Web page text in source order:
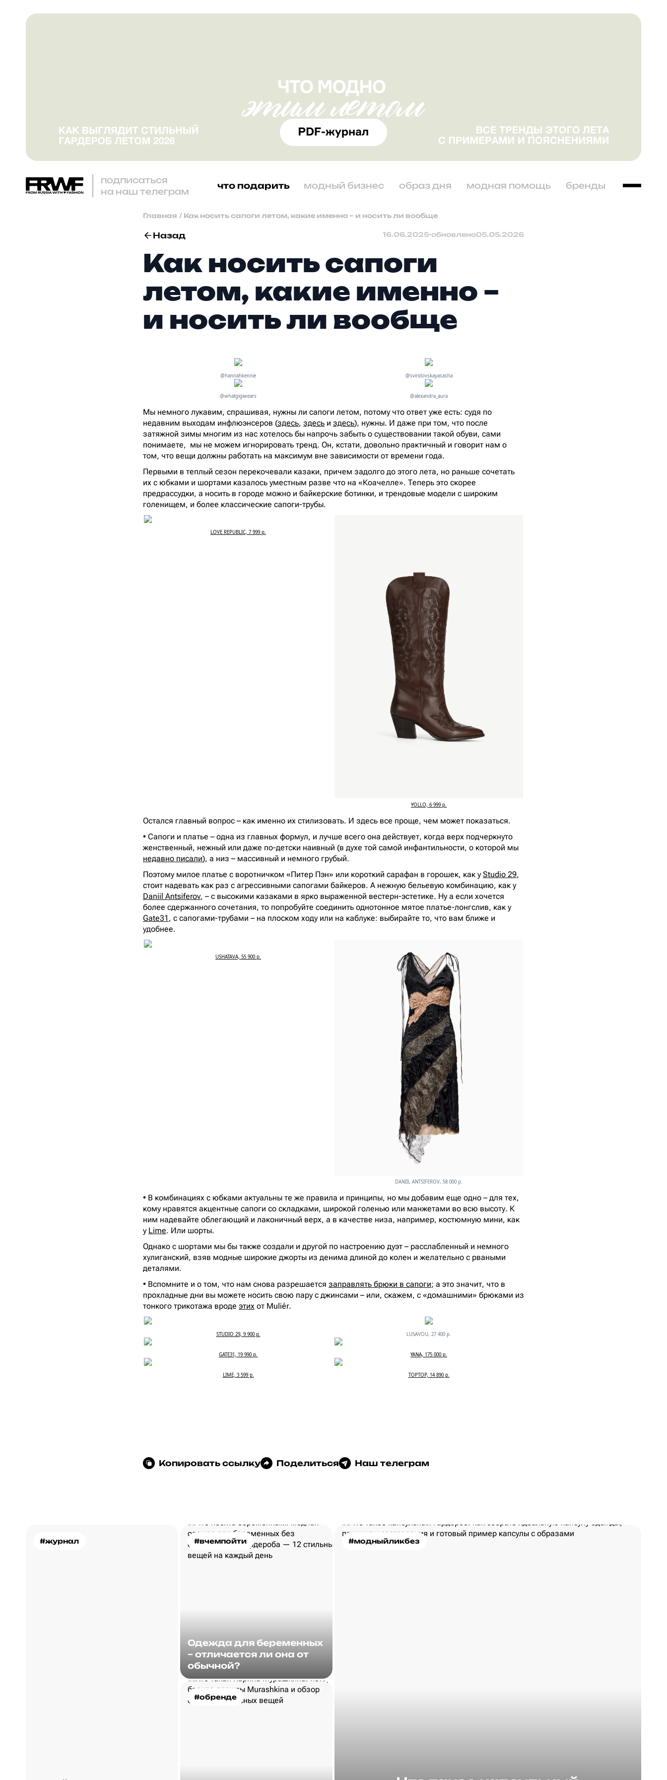
подписаться
на наш телеграм
что подарить модный бизнес образ дня модная помощь бренды
Главная / Как носить сапоги летом, какие именно – и носить ли вообще
Назад 16.06.2025•обновлено05.05.2026
Как носить сапоги
летом, какие именно –
и носить ли вообще
@hannahkennie @sviridovskayasasha
@whatgigiwears @alexandra_aura
Мы немного лукавим, спрашивая, нужны ли сапоги летом, потому что ответ уже есть: судя по
недавним выходам инфлюэнсеров (здесь, здесь и здесь), нужны. И даже при том, что после
затяжной зимы многим из нас хотелось бы напрочь забыть о существовании такой обуви, сами
понимаете, мы не можем игнорировать тренд. Он, кстати, довольно практичный и говорит нам о
том, что вещи должны работать на максимум вне зависимости от времени года.
Первыми в теплый сезон перекочевали казаки, причем задолго до этого лета, но раньше сочетать
их с юбками и шортами казалось уместным разве что на «Коачелле». Теперь это скорее
предрассудки, а носить в городе можно и байкерские ботинки, и трендовые модели с широким
голенищем, и более классические сапоги-трубы.
LOVE REPUBLIC, 7 999 р.
YOLLO, 6 999 р.
Остался главный вопрос – как именно их стилизовать. И здесь все проще, чем может показаться.
• Сапоги и платье – одна из главных формул, и лучше всего она действует, когда верх подчеркнуто
женственный, нежный или даже по-детски наивный (в духе той самой инфантильности, о которой мы
недавно писали), а низ – массивный и немного грубый.
Поэтому милое платье с воротничком «Питер Пэн» или короткий сарафан в горошек, как уStudio 29,
стоит надевать как раз с агрессивными сапогами байкеров. А нежную бельевую комбинацию, как у
Daniil Antsiferov, – с высокими казаками в ярко выраженной вестерн-эстетике. Ну а если хочется
более сдержанного сочетания, то попробуйте соединить однотонное мятое платье-лонгслив, как у
Gate31 , с сапогами-трубами – на плоском ходу или на каблуке: выбирайте то, что вам ближе и
удобнее.
USHATAVA, 55 900 р.
DANIIL ANTSIFEROV, 58 000 р.
• В комбинациях с юбками актуальны те же правила и принципы, но мы добавим еще одно – для тех,
кому нравятся акцентные сапоги со складками, широкой голенью или манжетами во всю высоту. К
ним надевайте облегающий и лаконичный верх, а в качестве низа, например, костюмную мини, как
у Lime. Или шорты.
Однако с шортами мы бы также создали и другой по настроению дуэт – расслабленный и немного
хулиганский, взяв модные широкие джорты из денима длиной до колен и желательно с рваными
деталями.
• Вспомните и о том, что нам снова разрешается заправлять брюки в сапоги; а это значит, что в
прохладные дни вы можете носить свою пару с джинсами – или, скажем, с «домашними» брюками из
тонкого трикотажа вроде этих от Muliér.
STUDIO 29, 9 900 р. LUSAVOU, 27 400 р.
GATE31, 19 990 р. YANA, 175 000 р.
LIME, 3 599 р. TOPTOP, 14 890 р.
Копировать ссылку Поделиться Наш телеграм
#журнал #вчемпойти
Одежда для беременных
– отличается ли она от
обычной?
#модныйликбез
#обренде